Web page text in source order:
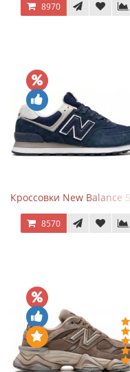
8970
Кроссовки New Balance
8570